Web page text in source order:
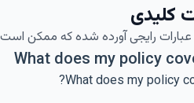
کلیدی
عبارات رایجی آورده شده که ممکن
What does my policy
What does my policy